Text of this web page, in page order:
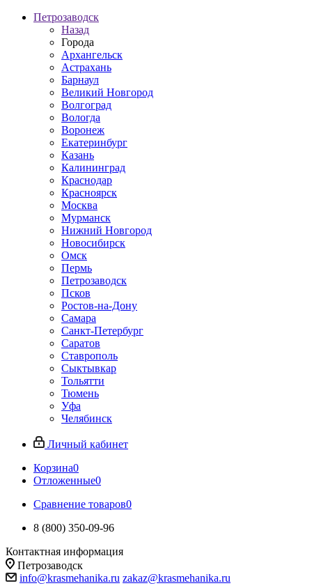
Петрозаводск
Назад
Города
Архангельск
Астрахань
Барнаул
Великий Новгород
Волгоград
Вологда
Воронеж
Екатеринбург
Казань
Калининград
Краснодар
Красноярск
Москва
Мурманск
Нижний Новгород
Новосибирск
Омск
Пермь
Петрозаводск
Псков
Ростов-на-Дону
Самара
Санкт-Петербург
Саратов
Ставрополь
Сыктывкар
Тольятти
Тюмень
Уфа
Челябинск
Личный кабинет
Корзина0
Отложенные0
Сравнение товаров0
8 (800) 350-09-96
Контактная информация
Петрозаводск
info@krasmehanika.ru zakaz@krasmehanika.ru